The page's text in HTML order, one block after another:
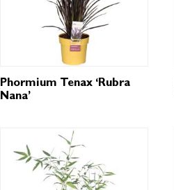
Phormium Tenax ‘Rubra
Nana’